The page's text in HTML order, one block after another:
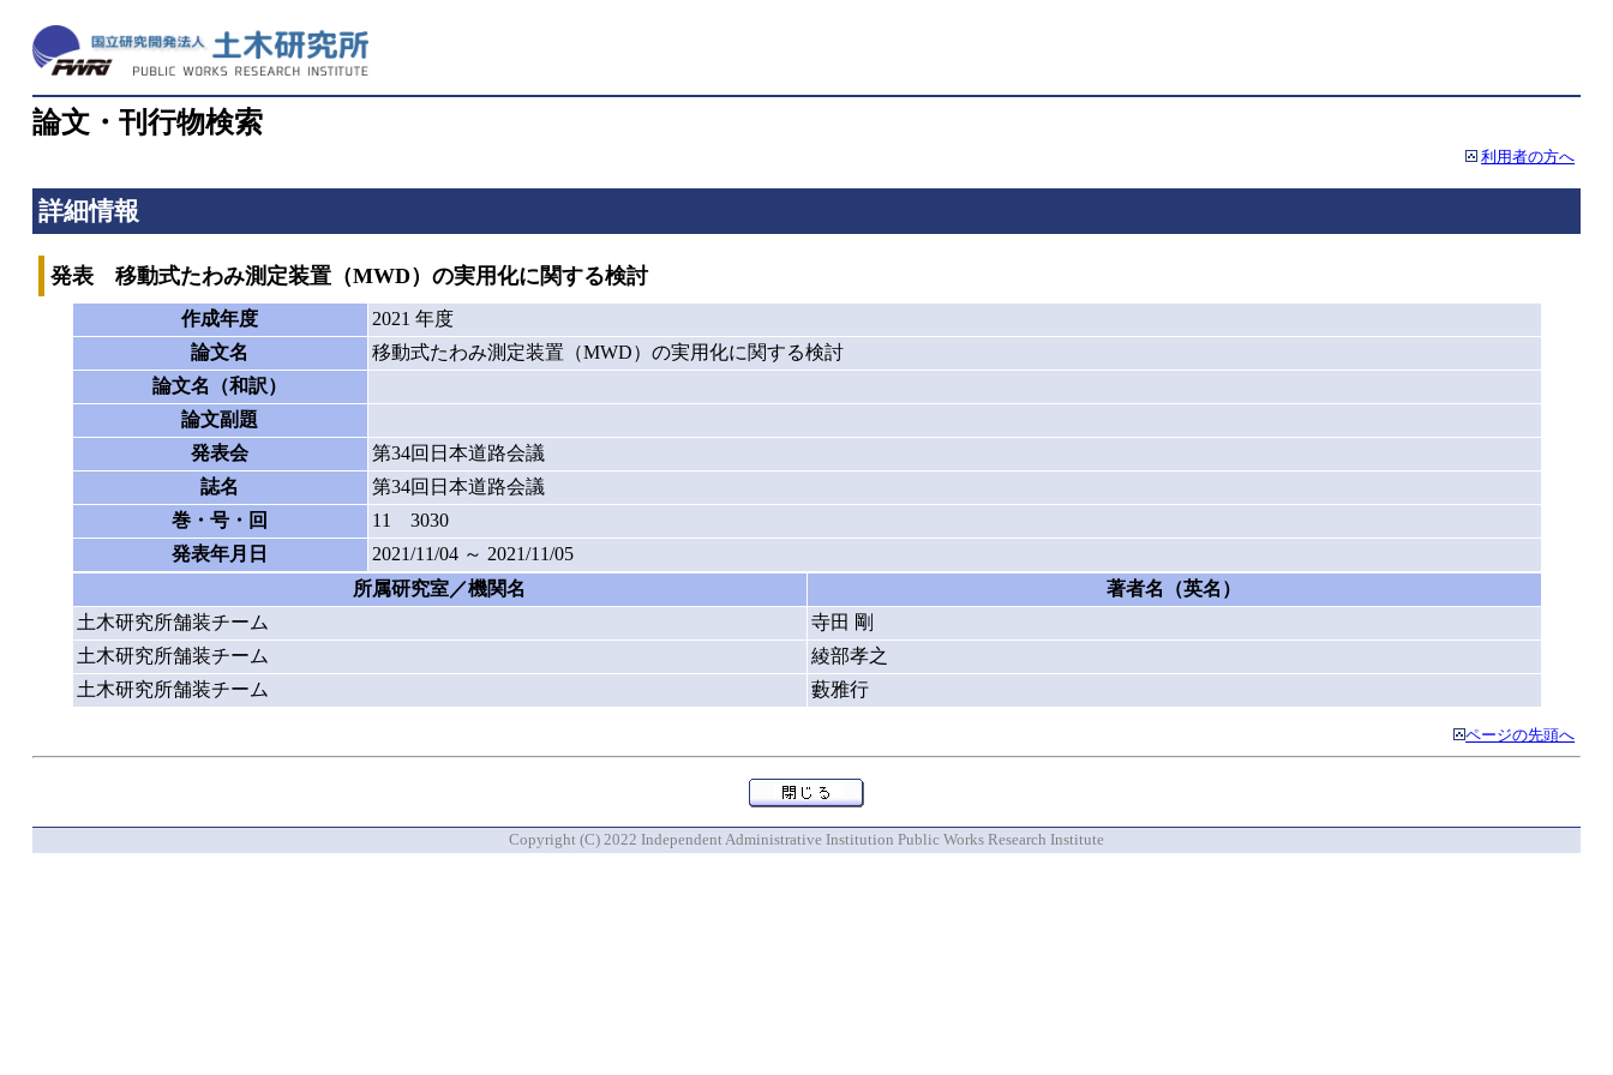
論文・刊行物検索
利用者の方へ
詳細情報
発表 移動式たわみ測定装置（MWD）の実用化に関する検討
作成年度
2021 年度
論文名
移動式たわみ測定装置（MWD）の実用化に関する検討
論文名（和訳）
論文副題
発表会
第34回日本道路会議
誌名
第34回日本道路会議
巻・号・回
11 3030
発表年月日
2021/11/04 ～ 2021/11/05
所属研究室／機関名
著者名（英名）
土木研究所舗装チーム
寺田 剛
土木研究所舗装チーム
綾部孝之
土木研究所舗装チーム
藪雅行
ページの先頭へ
Copyright (C) 2022 Independent Administrative Institution Public Works Research Institute